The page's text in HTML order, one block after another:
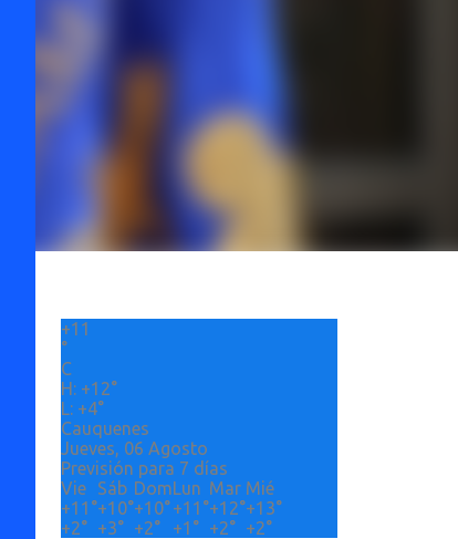
+11
°
C
H: +12°
L: +4°
Cauquenes
Jueves, 06 Agosto
Previsión para 7 días
Vie
Sáb DomLun Mar Mié
+11°+10°+10°+11°+12°+13°
+2° +3° +2° +1° +2° +2°